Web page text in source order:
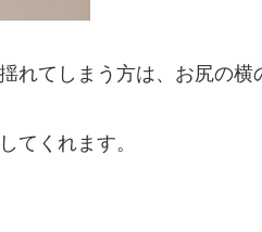
れてしまう方は、お尻の横
てくれます。